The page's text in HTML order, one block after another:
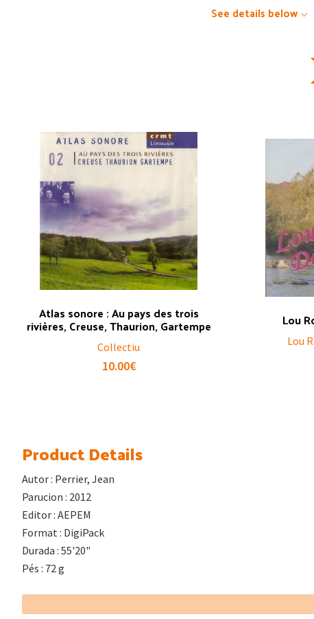
See details below
Atlas sonore : Au pays des trois
rivières, Creuse, Thaurion, Gartempe
Collectiu
10.00€
Lou
Lou
Product Details
Autor : Perrier, Jean
Parucion : 2012
Editor : AEPEM
Format : DigiPack
Durada : 55'20"
Pés : 72 g
Footer